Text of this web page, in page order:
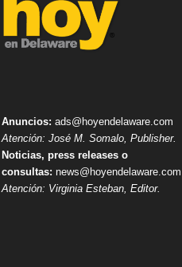
Anuncios: ads@hoyendelaware.com
Atención: José M. Somalo, Publisher.
Noticias, press releases o
consultas: news@hoyendelaware.com
Atención: Virginia Esteban, Editor.